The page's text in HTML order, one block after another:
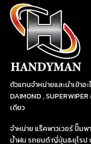
ตัวแทนจำหน่ายและนำเข้าอ
DAIMOND ,
เดียว
จำหน่าย แร็คพาวเวอร์ ปั๊ม
น้ำฝน รถยนต์ ญี่ปุ่น&ยุโรป